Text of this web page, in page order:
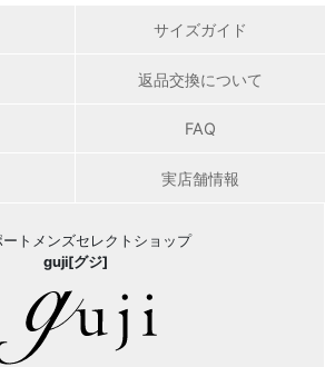
サイズガイド
返品交換について
FAQ
実店舗情報
ートメンズセレクトショップ
guji[グジ]